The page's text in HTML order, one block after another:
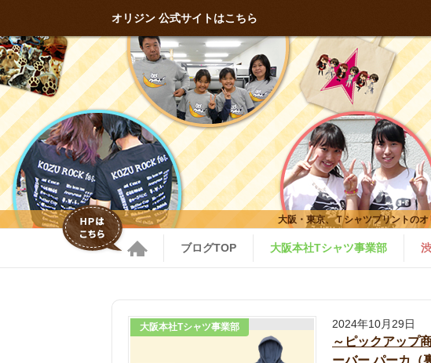
大阪・東京、Ｔシャツプリントの
オリジン 公式サイトはこちら
ブログTOP 大阪本社Tシャツ事業部
2024年10月29日
～ピックアップ
ーバー パーカ（
大阪本社Tシャツ事業部